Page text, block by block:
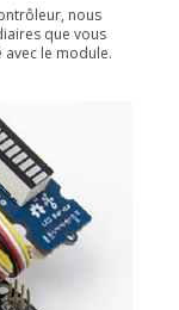
nous
que vous
le module.